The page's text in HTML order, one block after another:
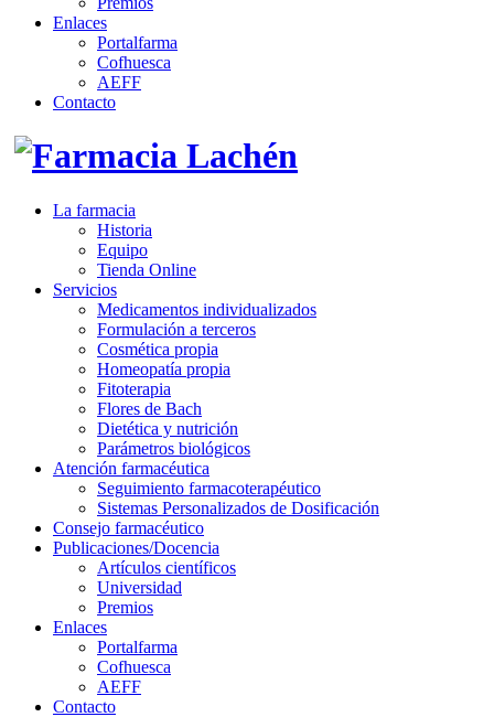
Enlaces
Portalfarma
Cofhuesca
AEFF
Contacto
La farmacia
Historia
Equipo
Tienda Online
Servicios
Medicamentos individualizados
Formulación a terceros
Cosmética propia
Homeopatía propia
Fitoterapia
Flores de Bach
Dietética y nutrición
Parámetros biológicos
Atención farmacéutica
Seguimiento farmacoterapéutico
Sistemas Personalizados de Dosificación
Consejo farmacéutico
Publicaciones/Docencia
Artículos científicos
Universidad
Premios
Enlaces
Portalfarma
Cofhuesca
AEFF
Contacto